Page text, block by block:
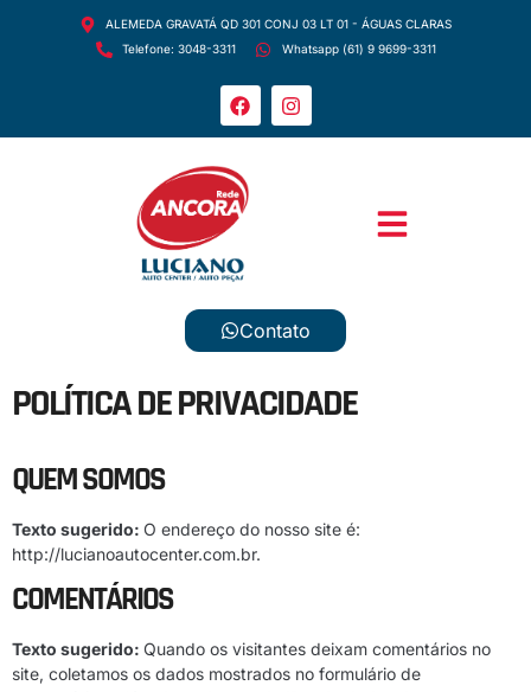
ALEMEDA GRAVATÁ QD 301 CONJ 03 LT 01 - ÁGUAS CLARAS
Telefone: 3048-3311
Whatsapp (61) 9 9699-3311
Contato
POLÍTICA DE PRIVACIDADE
QUEM SOMOS
Texto sugerido: O endereço do nosso site é:
http://lucianoautocenter.com.br.
COMENTÁRIOS
Texto sugerido: Quando os visitantes deixam comentários no
site, coletamos os dados mostrados no formulário de